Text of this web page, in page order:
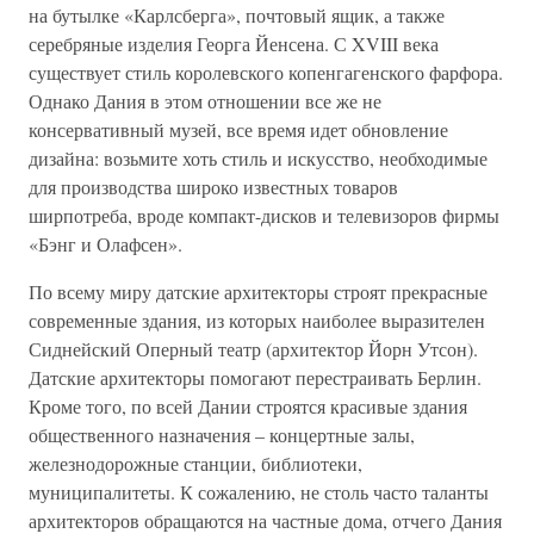
на бутылке «Карлсберга», почтовый ящик, а также
серебряные изделия Георга Йенсена. С XVIII века
существует стиль королевского копенгагенского фарфора.
Однако Дания в этом отношении все же не
консервативный музей, все время идет обновление
дизайна: возьмите хоть стиль и искусство, необходимые
для производства широко известных товаров
ширпотреба, вроде компакт-дисков и телевизоров фирмы
«Бэнг и Олафсен».
По всему миру датские архитекторы строят прекрасные
современные здания, из которых наиболее выразителен
Сиднейский Оперный театр (архитектор Йорн Утсон).
Датские архитекторы помогают перестраивать Берлин.
Кроме того, по всей Дании строятся красивые здания
общественного назначения – концертные залы,
железнодорожные станции, библиотеки,
муниципалитеты. К сожалению, не столь часто таланты
архитекторов обращаются на частные дома, отчего Дания